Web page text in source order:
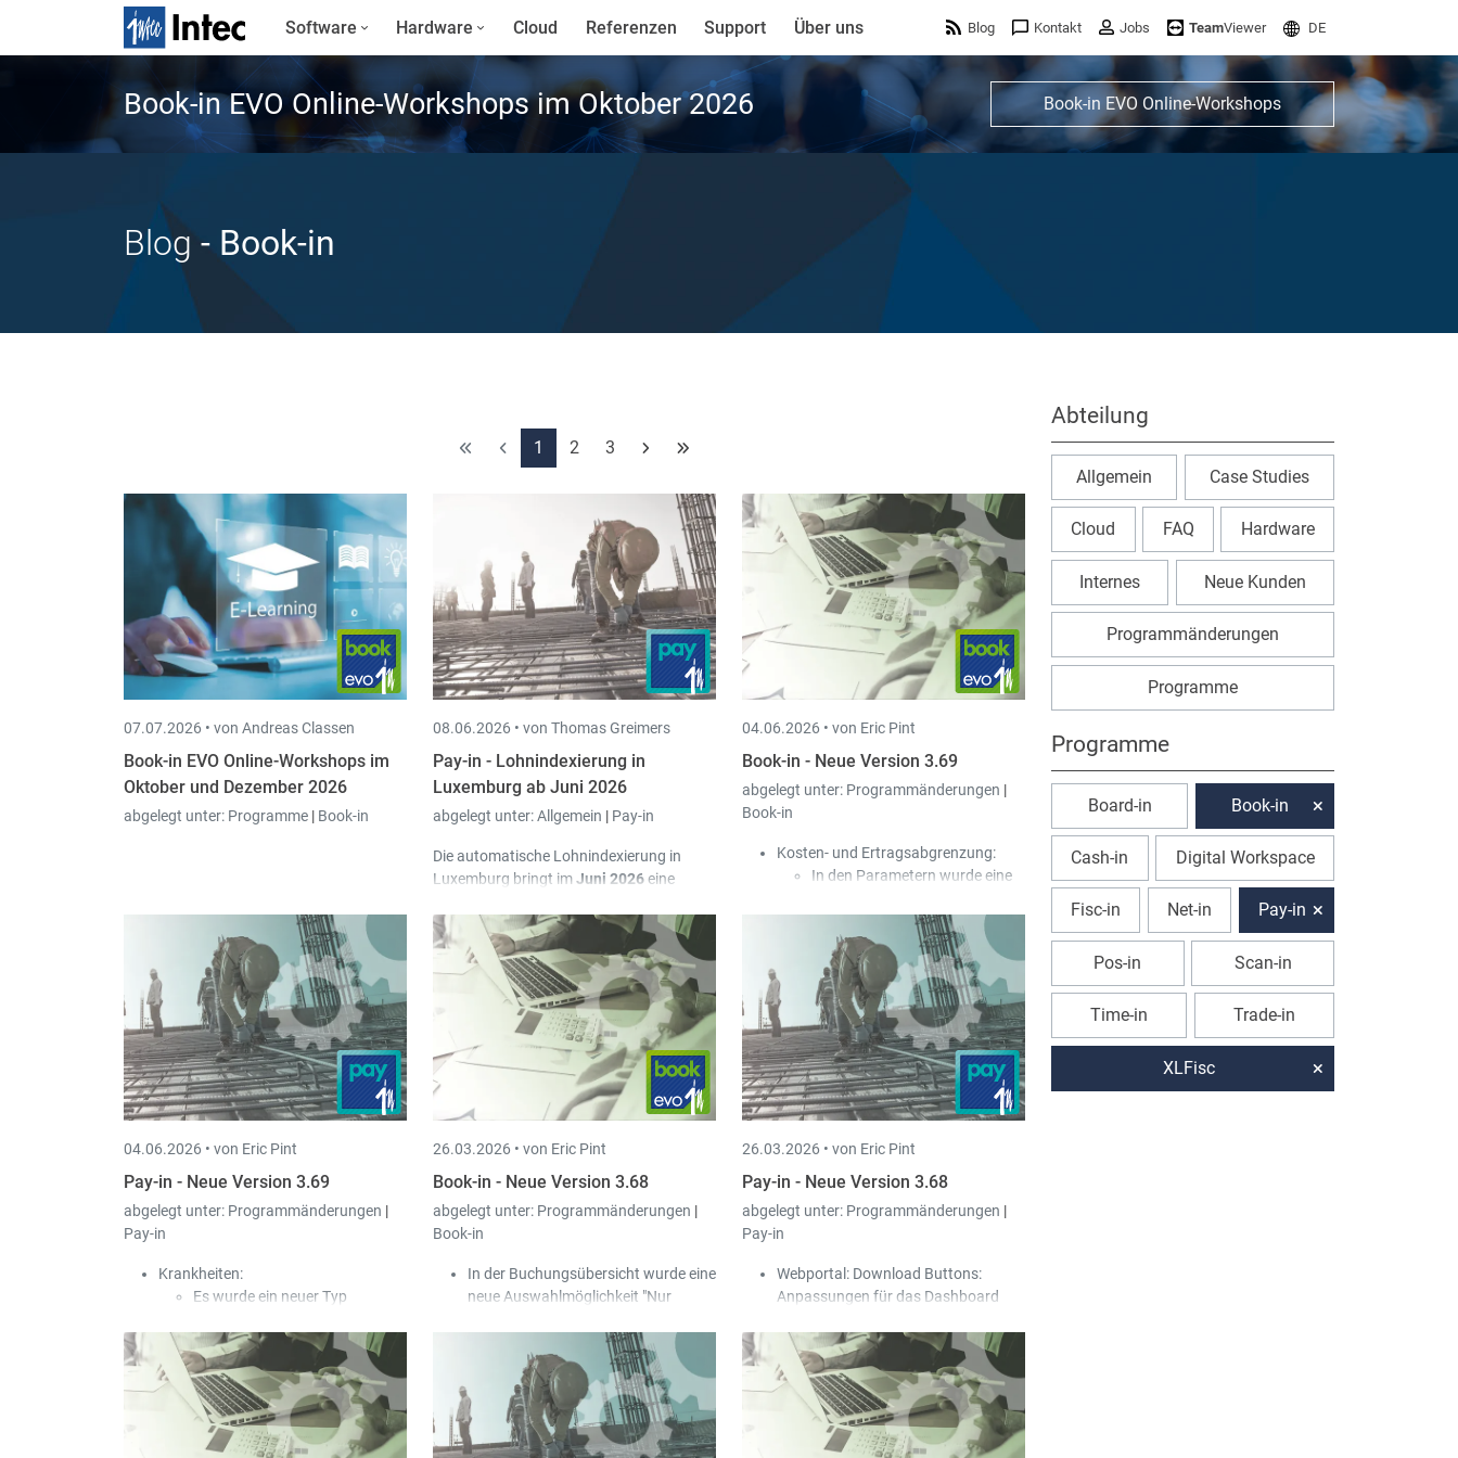
Software Hardware Cloud Referenzen Support Über uns Blog Kontakt Jobs TeamViewer DE
Book-in EVO Online-Workshops im Oktober 2026 Book-in EVO Online-Workshops
Blog - Book-in
1 2 3
07.07.2026 • von Andreas Classen
Book-in EVO Online-Workshops im
Oktober und Dezember 2026
abgelegt unter: Programme | Book-in
08.06.2026 • von Thomas Greimers
Pay-in - Lohnindexierung in
Luxemburg ab Juni 2026
abgelegt unter:Allgemein | Pay-in
Die automatische Lohnindexierung in
Luxemburg bringt imJuni 2026eine
In Pay-in wurden diesbezüglich in Version
3.69.3.0 die notwendigen Erweiterungen
programmiert.
04.06.2026 • von Eric Pint
Book-in - Neue Version 3.69
abgelegt unter: Programmänderungen |
Book-in
Kosten- und Ertragsabgrenzung:
In den Parametern wurde eine
Abgrenzung (30 Tage / Monat)“
hinzugefügt.
In den Parametern wurde eine
neue Option „Neue Umbuchung
pro Periode und Rechnung
erstellen“ hinzugefügt.
In der Maske der Ein- und
Ausgangsrechnungen wurde
ein neuer Ausdruck „Einfache
Liste der Abgrenzungen“
hinzugefügt; die Liste wird
geöffnet, wenn bei einer bereits
die Option der Abgrenzung
04.06.2026 • von Eric Pint
Pay-in - Neue Version 3.69
abgelegt unter: Programmänderungen |
Pay-in
Krankheiten:
Es wurde ein neuer Typ
abgelehnt“ hinzugefügt.
In dem Fall wird der Typ
Zahlung „Entschädigung durch
die CNS“ verwendet, obwohl die
CNS keinen Beitrag an den
26.03.2026 • von Eric Pint
Book-in - Neue Version 3.68
abgelegt unter: Programmänderungen |
Book-in
In der Buchungsübersicht wurde eine
neue Auswahlmöglichkeit "Nur
Die Sperre beim Buchen der Journale
wurde entschärft:
Somit ist es nun möglich, dass
mehrere Personen gleichzeitig
26.03.2026 • von Eric Pint
Pay-in - Neue Version 3.68
abgelegt unter: Programmänderungen |
Pay-in
Webportal: Download Buttons:
Anpassungen für das Dashboard
hinter jedem Jahr eingefügt, um
alle Dokumente eines Jahres als
ZIP Datei herunterzuladen.
Download-Funktion hinter
jedem Dokument eingefügt, um
Abteilung
Allgemein Case Studies
Cloud FAQ Hardware
Internes Neue Kunden
Programmänderungen
Programme
Programme
Board-in Book-in
Cash-in Digital Workspace
Fisc-in Net-in Pay-in
Pos-in Scan-in
Time-in Trade-in
XLFisc